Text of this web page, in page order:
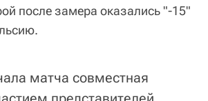
после замера оказались "-15"
матча совместная